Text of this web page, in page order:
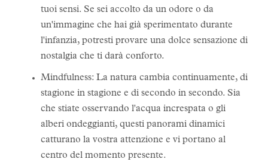
tuoi sensi. Se sei accolto da un odore o da
un'immagine che hai già sperimentato durante
l'infanzia, potresti provare una dolce sensazione di
nostalgia che ti darà conforto.
Mindfulness: La natura cambia continuamente, di
stagione in stagione e di secondo in secondo. Sia
che stiate osservando l'acqua increspata o gli
alberi ondeggianti, questi panorami dinamici
catturano la vostra attenzione e vi portano al
centro del momento presente.